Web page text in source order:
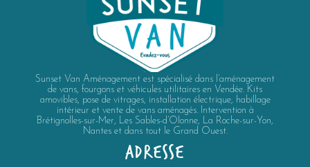
Sunset Van Aménagement est spécialisé dans l’aménagement
de vans, fourgons et véhicules utilitaires en Vendée. Kits
amovibles, pose de vitrages, installation électrique, habillage
intérieur et vente de vans aménagés. Intervention à
Brétignolles-sur-Mer, Les Sables-d’Olonne, La Roche-sur-Yon,
Nantes et dans tout le Grand Ouest.
ADRESSE